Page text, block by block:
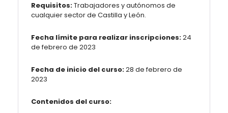
Requisitos:Trabajadores y autónomos de
cualquier sector de Castilla y León.
Fecha límite para realizar inscripciones:24
de febrero de 2023
Fecha de inicio del curso:28 de febrero de
2023
Contenidos del curso: